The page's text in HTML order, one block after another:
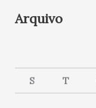
Arquivo
S T